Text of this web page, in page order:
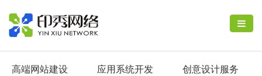
高端网站建设 应用系统开发 创意设计服务